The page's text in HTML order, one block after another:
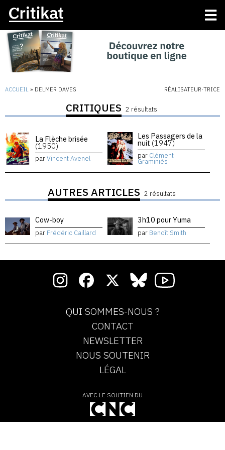
ACCUEIL » DELMER DAVES RÉALISATEUR·TRICE
CRITIQUES 2 résultats
La Flèche brisée
(1950)
parVincent Avenel
Les Passagers de la
nuit (1947)
par Clément
Graminiès
AUTRES ARTICLES 2 résultats
Cow-boy
par Frédéric Caillard
3h10 pour Yuma
par Benoît Smith
QUI SOMMES-NOUS ?
CONTACT
NEWSLETTER
NOUS SOUTENIR
LÉGAL
AVEC LE SOUTIEN DU